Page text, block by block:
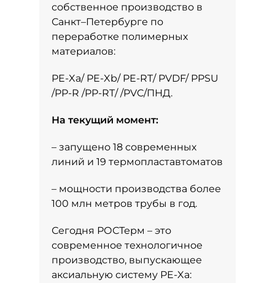
собственное производство в
Санкт–Петербурге по
переработке полимерных
материалов:
PE-Xa/ PE-Xb/ PE-RT/ PVDF/ PPSU
/PP-R /PP-RT/ /PVC/ПНД.
На текущий момент:
– запущено 18 современных
линий и 19 термопластавтоматов
– мощности производства более
100 млн метров трубы в год.
Сегодня РОСТерм – это
современное технологичное
производство, выпускающее
аксиальную систему PE-Xа: